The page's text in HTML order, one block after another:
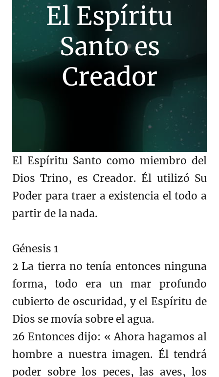
El Espíritu
Santo es
Creador
El Espíritu Santo como miembro del
Dios Trino, es Creador. Él utilizó Su
Poder para traer a existencia el todo a
partir de la nada.
Génesis 1
2 La tierra no tenía entonces ninguna
forma, todo era un mar profundo
cubierto de oscuridad, y el Espíritu de
Dios se movía sobre el agua.
26 Entonces dijo: « Ahora hagamos al
hombre a nuestra imagen. Él tendrá
poder sobre los peces, las aves, los